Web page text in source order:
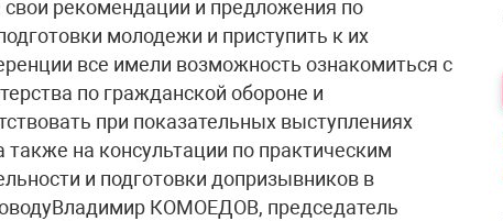
свои рекомендации и предложения по
молодежи и приступить к их
все имели возможность ознакомиться с
по гражданской обороне и
при показательных выступлениях
также на консультации по практическим
и подготовки допризывников в
КОМОЕДОВ, председатель